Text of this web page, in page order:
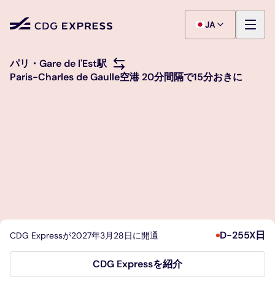
JA
パリ・Gare de l'Est駅 ～からまたは～へ
Paris-Charles de Gaulle空港 20分間隔で15分おきに
CDG Expressを紹介
CDG Expressが2027年3月28日に開通 D-255X日